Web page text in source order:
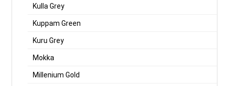
Kulla Grey
Kuppam Green
Kuru Grey
Mokka
Millenium Gold